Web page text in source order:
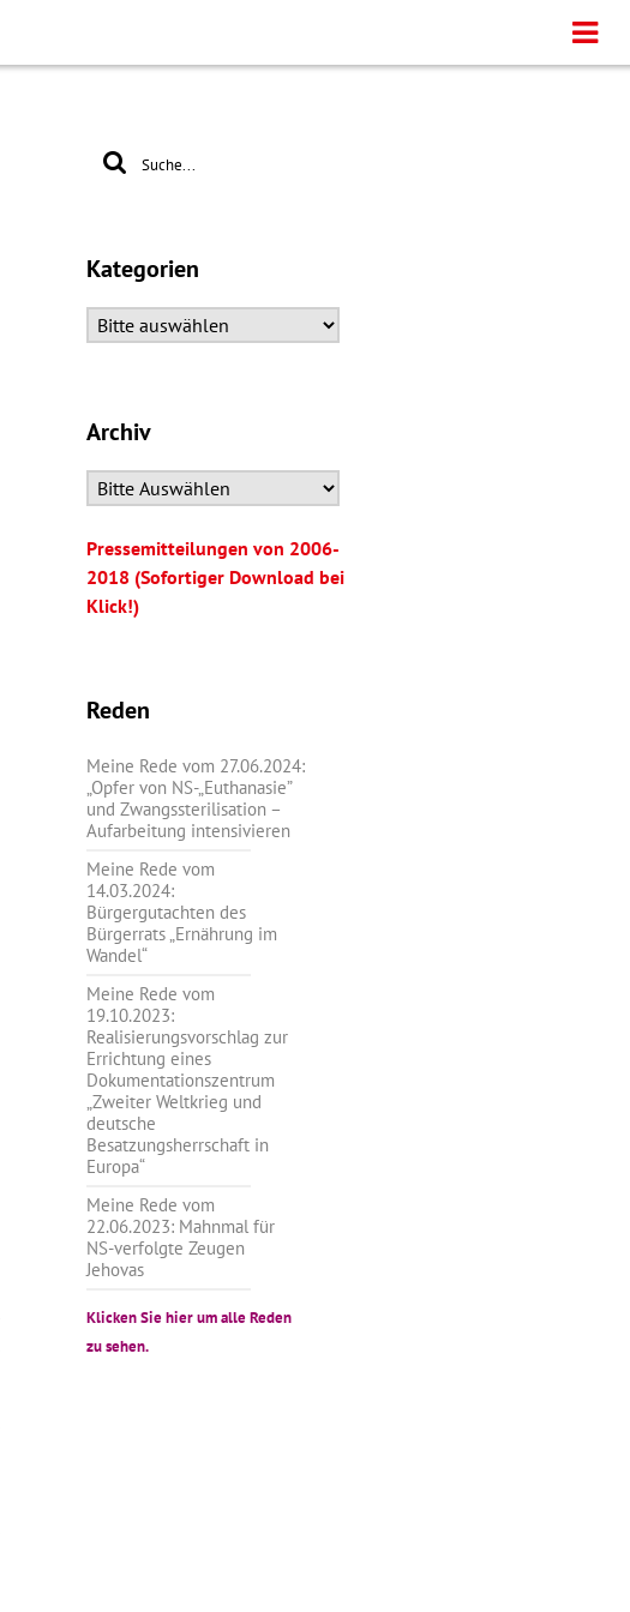
Kategorien
Archiv
Pressemitteilungen von 2006-
2018 (Sofortiger Download bei
Klick!)
Reden
Meine Rede vom 27.06.2024:
„Opfer von NS-„Euthanasie”
und Zwangssterilisation –
Aufarbeitung intensivieren
Meine Rede vom
14.03.2024:
Bürgergutachten des
Bürgerrats „Ernährung im
Wandel“
Meine Rede vom
19.10.2023:
Realisierungsvorschlag zur
Errichtung eines
Dokumentationszentrum
„Zweiter Weltkrieg und
deutsche
Besatzungsherrschaft in
Europa“
Meine Rede vom
22.06.2023: Mahnmal für
NS-verfolgte Zeugen
Jehovas
Klicken Sie hier um alle Reden
zu sehen.